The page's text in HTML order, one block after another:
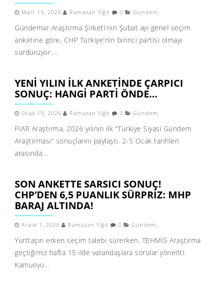
Mart 13, 2026 Ramazan Yiğit 0 Gündem ,
Gündemar Araştırma Şirketi'nin Şubat ayı genel seçim
anketine göre, CHP Türkiye'nin birinci partisi olmayı
sürdürüyor....
YENI YILIN ILK ANKETINDE ÇARPICI
SONUÇ: HANGI PARTI ÖNDE…
Ocak 19, 2026 Ramazan Yiğit 0 Gündem ,
PİAR Araştırma, 2026 yılının ilk "Türkiye Siyasi Gündem
Araştırması" sonuçlarını paylaştı. 2-5 Ocak tarihleri
arasında...
SON ANKETTE SARSICI SONUÇ!
CHP’DEN 6,5 PUANLIK SÜRPRIZ: MHP
BARAJ ALTINDA!
Aralık 1, 2025 Ramazan Yiğit 0 Gündem ,
Yurttaşın erken seçim talebi sürerken, TEHMİS Araştırma
geçtiğimiz hafta 15 ilde vatandaşlara sorular yöneltti.
Kamuoyu...